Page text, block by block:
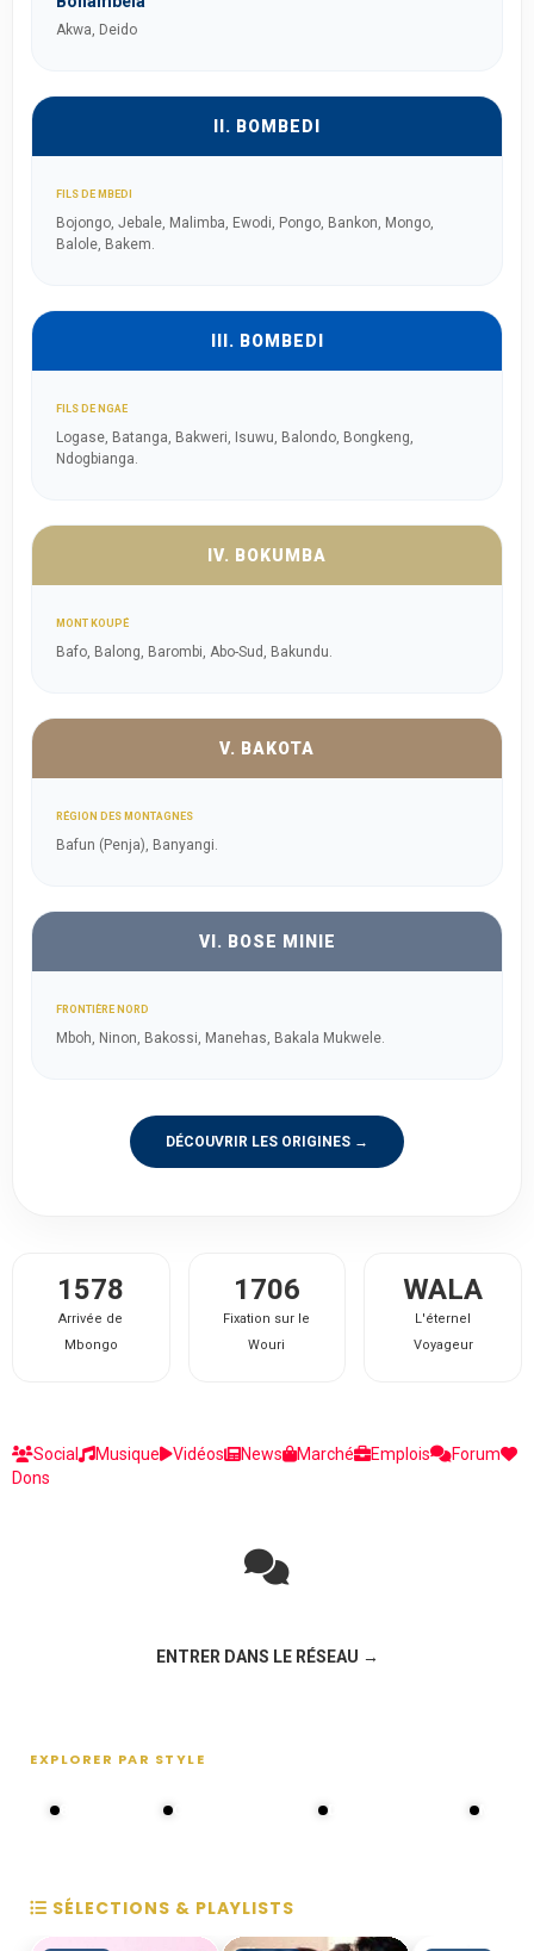
Akwa, Deido
II. BOMBEDI
FILS DE MBEDI
Bojongo, Jebale, Malimba, Ewodi, Pongo, Bankon, Mongo,
Balole, Bakem.
III. BOMBEDI
FILS DE NGAE
Logase, Batanga, Bakweri, Isuwu, Balondo, Bongkeng,
Ndogbianga.
IV. BOKUMBA
MONT KOUPÉ
Bafo, Balong, Barombi, Abo-Sud, Bakundu.
V. BAKOTA
RÉGION DES MONTAGNES
Bafun (Penja), Banyangi.
VI. BOSE MINIE
FRONTIÈRE NORD
Mboh, Ninon, Bakossi, Manehas, Bakala Mukwele.
DÉCOUVRIR LES ORIGINES →
1578
Arrivée de
Mbongo
1706
Fixation sur le
Wouri
WALA
L'éternel
Voyageur
Social Musique Vidéos News Marché Emplois
Forum
Dons
ENTRER DANS LE RÉSEAU →
EXPLORER PAR STYLE
SÉLECTIONS & PLAYLISTS